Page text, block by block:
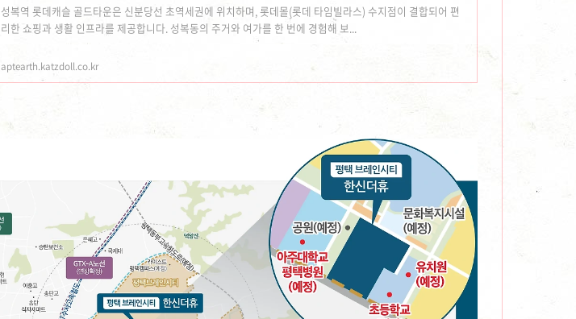
성복역 롯데캐슬 골드타운은 신분당선 초역세권에 위치하며, 롯데몰(롯데 타임빌라스) 수지점이 결합되어 편
리한 쇼핑과 생활 인프라를 제공합니다. 성복동의 주거와 여가를 한 번에 경험해 보...
aptearth.katzdoll.co.kr